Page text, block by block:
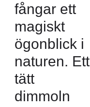
fångar ett
magiskt
ögonblick i
naturen. Ett
tätt
dimmoln